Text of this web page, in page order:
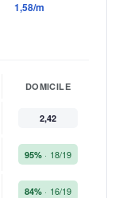
1,58/m
DOMICILE
2,42
95% 18/19
84% 16/19